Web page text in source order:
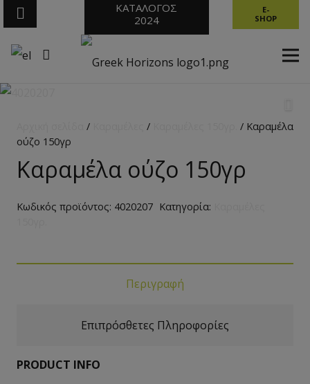
ΚΑΤΑΛΟΓΟΣ
2024
E-
SHOP
/ /
/ Καραμέλα
ούζο 150γρ
Καραμέλα ούζο 150γρ
Κωδικός προϊόντος: 4020207 Κατηγορία:
Περιγραφή
Επιπρόσθετες Πληροφορίες
PRODUCT INFO